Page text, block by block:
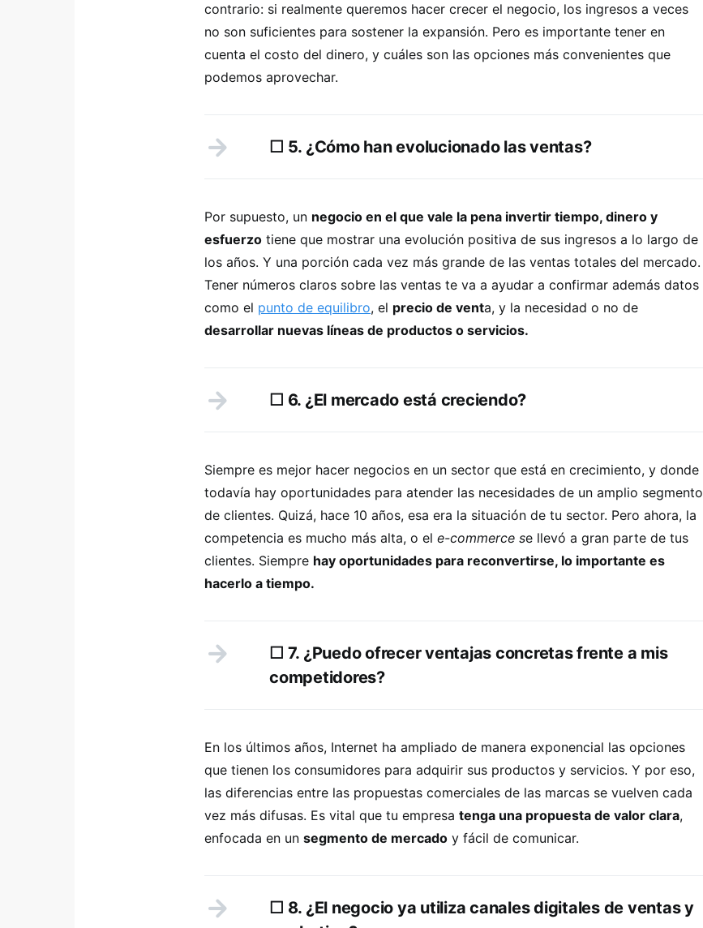
contrario: si realmente queremos hacer crecer el negocio, los ingresos a veces
no son suficientes para sostener la expansión. Pero es importante tener en
cuenta el costo del dinero, y cuáles son las opciones más convenientes que
podemos aprovechar.
☐ 5. ¿Cómo han evolucionado las ventas?
Por supuesto, un negocio en el que vale la pena invertir tiempo, dinero y
esfuerzo tiene que mostrar una evolución positiva de sus ingresos a lo largo de
los años. Y una porción cada vez más grande de las ventas totales del mercado.
Tener números claros sobre las ventas te va a ayudar a confirmar además datos
como el punto de equilibro, el precio de venta, y la necesidad o no de
desarrollar nuevas líneas de productos o servicios.
☐ 6. ¿El mercado está creciendo?
Siempre es mejor hacer negocios en un sector que está en crecimiento, y donde
todavía hay oportunidades para atender las necesidades de un amplio segmento
de clientes. Quizá, hace 10 años, esa era la situación de tu sector. Pero ahora, la
competencia es mucho más alta, o el e-commerce se llevó a gran parte de tus
clientes. Siempre hay oportunidades para reconvertirse, lo importante es
hacerlo a tiempo.
☐ 7. ¿Puedo ofrecer ventajas concretas frente a mis
competidores?
En los últimos años, Internet ha ampliado de manera exponencial las opciones
que tienen los consumidores para adquirir sus productos y servicios. Y por eso,
las diferencias entre las propuestas comerciales de las marcas se vuelven cada
vez más difusas. Es vital que tu empresa tenga una propuesta de valor clara,
enfocada en un segmento de mercado y fácil de comunicar.
☐ 8. ¿El negocio ya utiliza canales digitales de ventas y